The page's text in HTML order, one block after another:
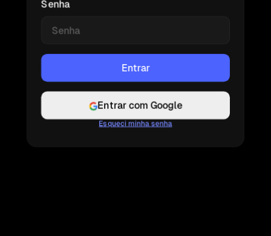
Senha
Entrar com Google
Esqueci minha senha